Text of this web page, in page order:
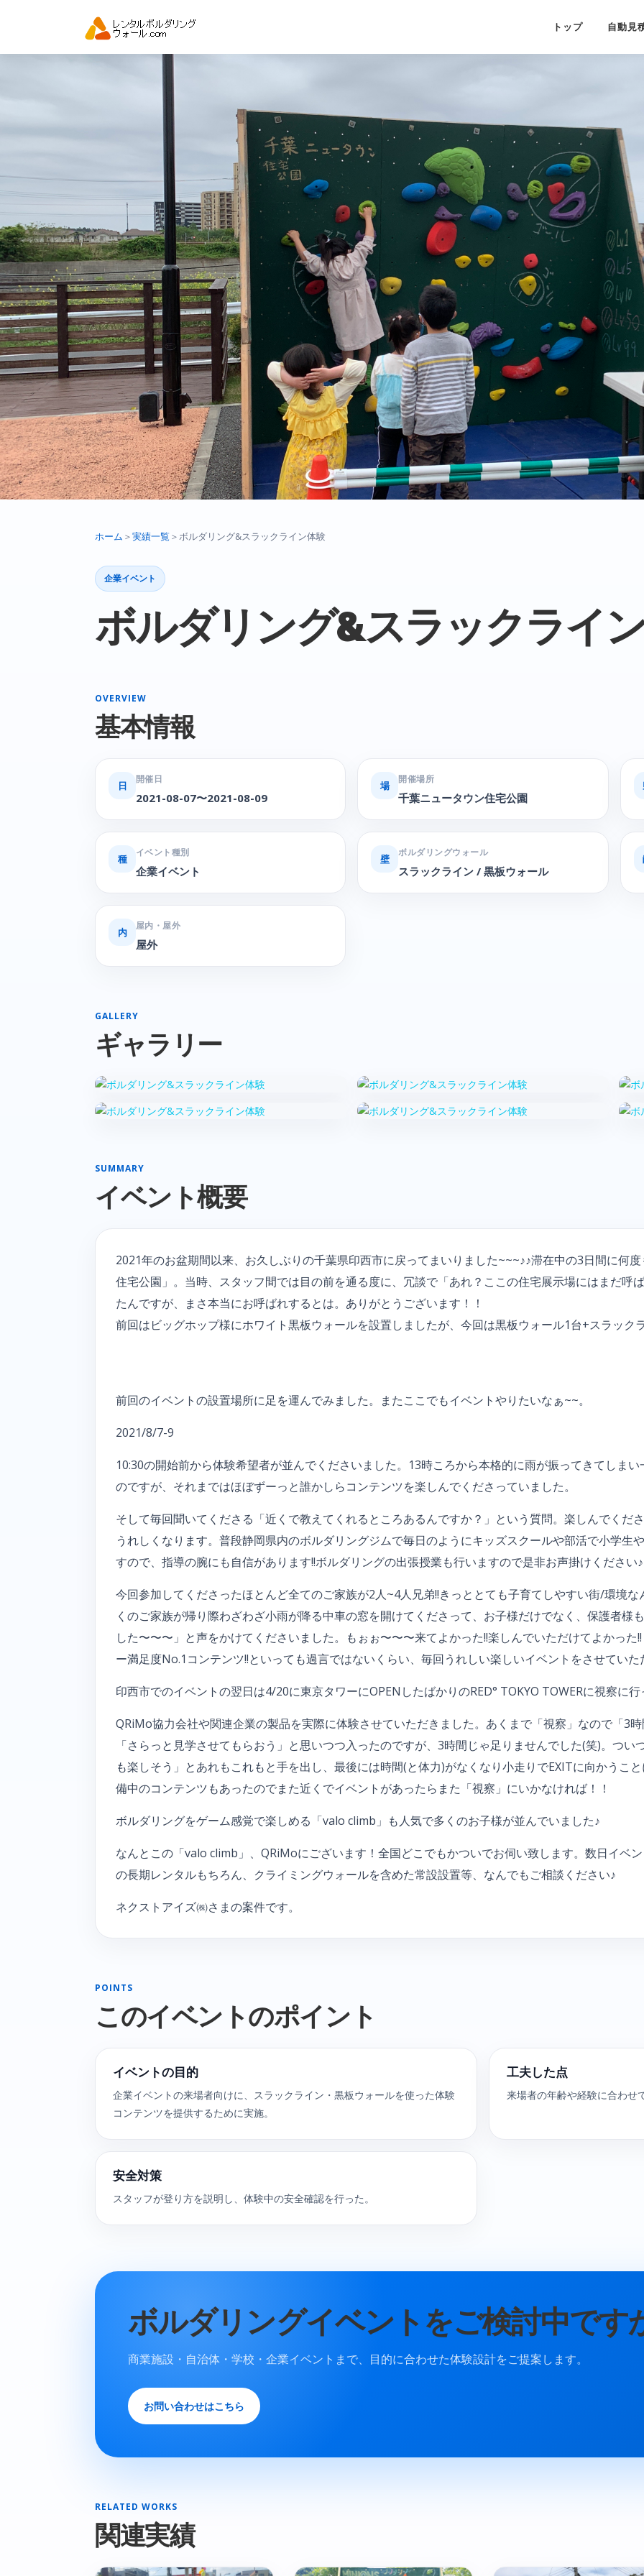
ン
トップ 自動見
ホーム ＞実績一覧 ＞ボルダリング&スラックライン体験
企業イベント
ボルダリング&スラックライ
OVERVIEW
基本情報
日
開催日
2021-08-07〜2021-08-09
場
開催場所
千葉ニュータウン住宅公園
種
イベント種別
企業イベント
壁
ボルダリングウォール
スラックライン / 黒板ウォール
内
屋内・屋外
屋外
GALLERY
ギャラリー
SUMMARY
イベント概要
2021年のお盆期間以来、お久しぶりの千葉県印西市に戻ってまいりました~~~♪♪滞在中の3日間に何
住宅公園」。当時、スタッフ間では目の前を通る度に、冗談で「あれ？ここの住宅展示場にはまだ呼
たんですが、まさ本当にお呼ばれするとは。ありがとうございます！！
前回はビッグホップ様にホワイト黒板ウォールを設置しましたが、今回は黒板ウォール1台+スラック
前回のイベントの設置場所に足を運んでみました。またここでもイベントやりたいなぁ~~。
2021/8/7-9
10:30の開始前から体験希望者が並んでくださいました。13時ころから本格的に雨が振ってきてしま
のですが、それまではほぼずーっと誰かしらコンテンツを楽しんでくださっていました。
そして毎回聞いてくださる「近くで教えてくれるところあるんですか？」という質問。楽しんでくだ
うれしくなります。普段静岡県内のボルダリングジムで毎日のようにキッズスクールや部活で小学生
すので、指導の腕にも自信があります!!ボルダリングの出張授業も行いますので是非お声掛けください♪
今回参加してくださったほとんど全てのご家族が2人~4人兄弟!!きっととても子育てしやすい街/環境
くのご家族が帰り際わざわざ小雨が降る中車の窓を開けてくださって、お子様だけでなく、保護者様
した〜〜〜」と声をかけてくださいました。もぉぉ〜〜〜来てよかった!!楽しんでいただけてよかっ
ー満足度No.1コンテンツ!!といっても過言ではないくらい、毎回うれしい楽しいイベントをさせてい
印西市でのイベントの翌日は4/20に東京タワーにOPENしたばかりのRED° TOKYO TOWERに視察に
QRiMo協力会社や関連企業の製品を実際に体験させていただきました。あくまで「視察」なので「3
「さらっと見学させてもらおう」と思いつつ入ったのですが、3時間じゃ足りませんでした(笑)。つ
も楽しそう」とあれもこれもと手を出し、最後には時間(と体力)がなくなり小走りでEXITに向かうこ
備中のコンテンツもあったのでまた近くでイベントがあったらまた「視察」にいかなければ！！
ボルダリングをゲーム感覚で楽しめる「valo climb」も人気で多くのお子様が並んでいました♪
なんとこの「valo climb」、QRiMoにございます！全国どこでもかついでお伺い致します。数日イベ
の長期レンタルもちろん、クライミングウォールを含めた常設設置等、なんでもご相談ください♪
ネクストアイズ㈱さまの案件です。
POINTS
このイベントのポイント
イベントの目的
企業イベントの来場者向けに、スラックライン・黒板ウォールを使った体験
コンテンツを提供するために実施。
工夫した点
来場者の年齢や経験に合わせ
安全対策
スタッフが登り方を説明し、体験中の安全確認を行った。
ボルダリングイベントをご検討中です
商業施設・自治体・学校・企業イベントまで、目的に合わせた体験設計をご提案します。
お問い合わせはこちら
RELATED WORKS
関連実績